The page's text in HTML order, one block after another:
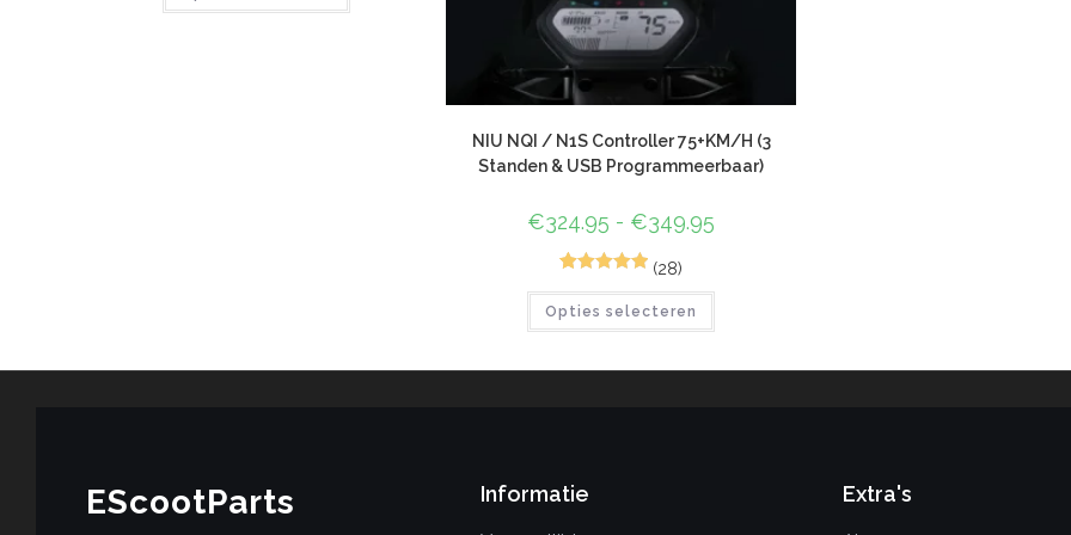
NIU NQI / N1S Controller 75+KM/H (3
Standen & USB Programmeerbaar)
€324.95 - €349.95
d4.96op 5
(28)
Opties selecteren
EScootParts Informatie Extra's